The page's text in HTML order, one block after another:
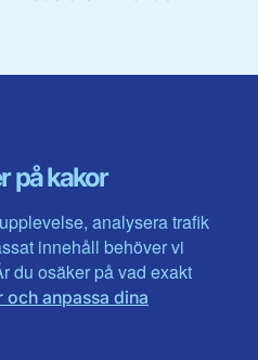
på kakor
analysera trafik
innehåll behöver vi
du osäker på vad exakt
och anpassa dina
Värmlands län
Västerbotten
Västra Götaland
Västernorrland
Västmanland
Örebro län
Östergötland